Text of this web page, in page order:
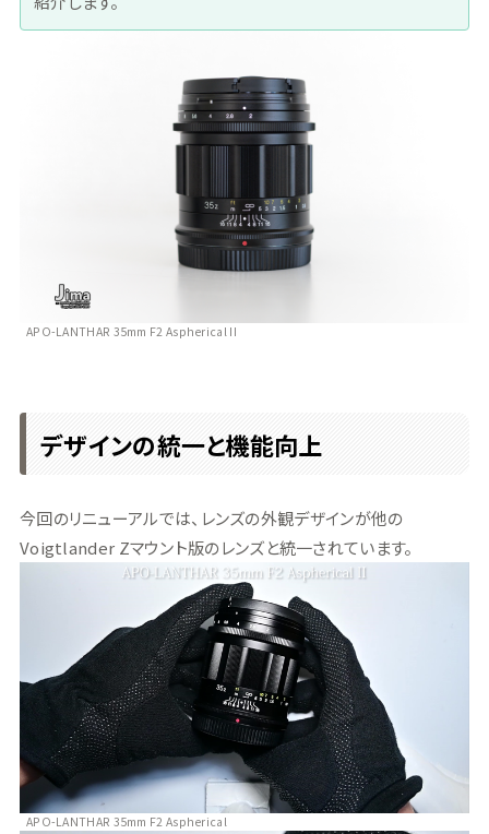
APO-LANTHAR 35mm F2 Aspherical II
デザインの統一と機能向上
今回のリニューアルでは、レンズの外観デザインが他の
Voigtlander Zマウント版のレンズと統一されています。
APO-LANTHAR 35mm F2 Aspherical